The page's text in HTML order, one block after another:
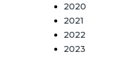
2020
2021
2022
2023